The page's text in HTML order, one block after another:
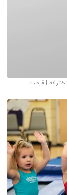
| قیمت ...